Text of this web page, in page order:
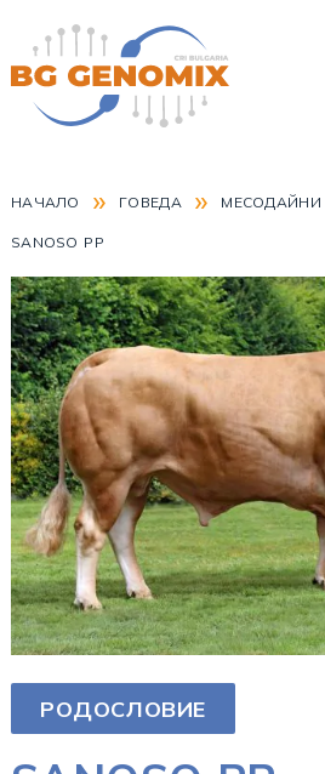
НАЧАЛО » ГОВЕДА » МЕСОДАЙНИ
SANOSO PP
РОДОСЛОВИЕ